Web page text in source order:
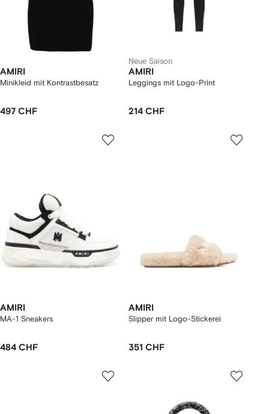
AMIRI
Minikleid mit Kontrastbesatz
497 CHF
Neue Saison
AMIRI
Leggings mit Logo-Print
214 CHF
AMIRI
MA-1 Sneakers
484 CHF
AMIRI
Slipper mit Logo-Stickerei
351 CHF